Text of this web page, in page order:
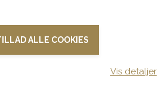
ALLE COOKIES
Vis detaljer